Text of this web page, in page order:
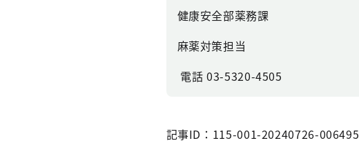
健康安全部薬務課
麻薬対策担当
電話 03-5320-4505
記事ID：115-001-20240726-006495